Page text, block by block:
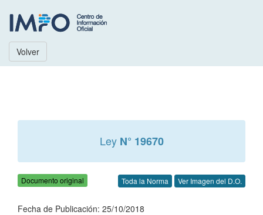
Volver
Ley N° 19670
Documento original Toda la Norma Ver Imagen del D.O.
Fecha de Publicación: 25/10/2018